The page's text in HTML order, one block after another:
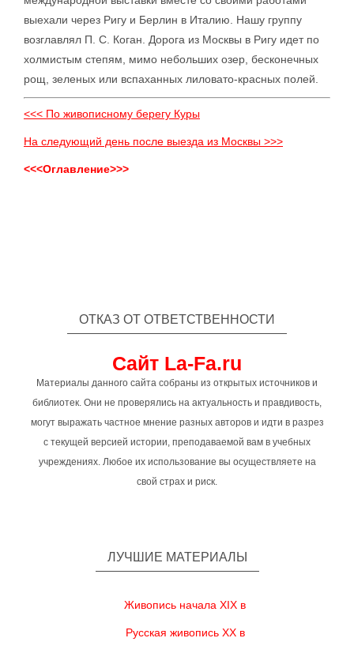
выехали через Ригу и Берлин в Италию. Нашу группу
возглавлял П. С. Коган. Дорога из Москвы в Ригу идет по
холмистым степям, мимо небольших озер, бесконечных
рощ, зеленых или вспаханных лиловато-красных полей.
<<< По живописному берегу Куры
На следующий день после выезда из Москвы >>>
<<<Оглавление>>>
ОТКАЗ ОТ ОТВЕТСТВЕННОСТИ
Сайт La-Fa.ru
Материалы данного сайта собраны из открытых источников и
библиотек. Они не проверялись на актуальность и правдивость,
могут выражать частное мнение разных авторов и идти в разрез
с текущей версией истории, преподаваемой вам в учебных
учреждениях. Любое их использование вы осуществляете на
свой страх и риск.
ЛУЧШИЕ МАТЕРИАЛЫ
Живопись начала XIX в
Русская живопись XX в